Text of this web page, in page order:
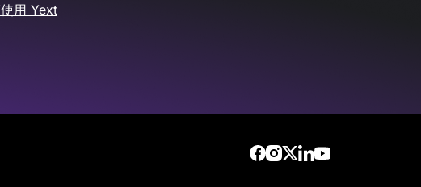
用 Yext